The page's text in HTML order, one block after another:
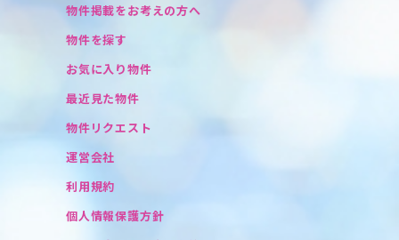
物件掲載をお考えの方へ
物件を探す
お気に入り物件
最近見た物件
物件リクエスト
運営会社
利用規約
個人情報保護方針